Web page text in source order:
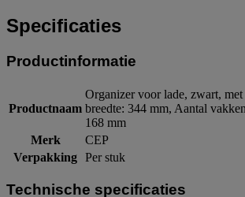
Specificaties
Productinformatie
Productnaam
Organizer voor lade, zwart,
breedte: 344 mm, Aantal
168 mm
Merk
CEP
Verpakking Per stuk
Technische specificaties